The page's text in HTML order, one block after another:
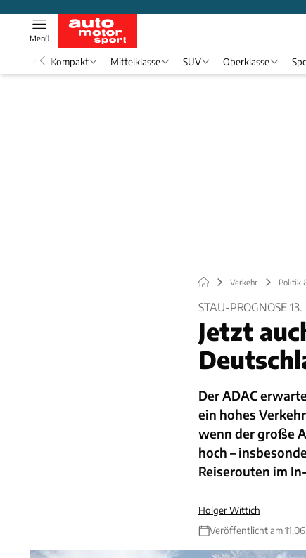
Menü
Kompakt Mittelklasse SUV Oberklasse
Verkehr Politik
STAU-PROGNOSE
Jetzt
Der ADAC
ein hohes
wenn der große
hoch –
Reiserouten im
Holger Wittich
Veröffentlicht am